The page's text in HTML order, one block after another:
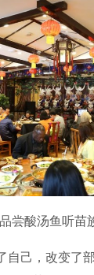
品尝酸汤鱼听苗
自己，改变了